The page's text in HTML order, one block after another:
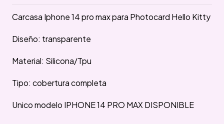
Carcasa Iphone 14 pro max para Photocard Hello Kitty
Diseño: transparente
Material: Silicona/Tpu
Tipo: cobertura completa
Unico modelo IPHONE 14 PRO MAX DISPONIBLE